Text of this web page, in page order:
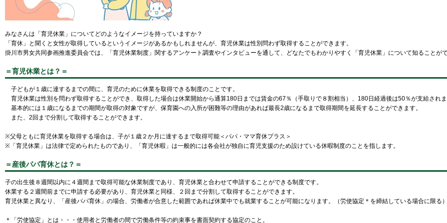
みなさんは「育児休業」についてどのようなイメージを持っていますか？
「育休」と聞くと女性が取得しているというイメージがあるかもしれませんが、育児休業は性別問わず取得することができます。
掛川市男女共同参画推進委員会では、「育児休業制度」関するアンケート調査やインタビューを通して、どなたでもわかりやすく「育児休業」について知ることが
＝育児休業とは？＝
子どもが１歳に達するまでの間に、育児のために休業を取得できる制度のことです。
育児休業は性別を問わず取得することができ、取得した場合は休業開始から通算180日までは賃金の67％（手取りで８割相当）、180日経過後は50％が支給されま
基本的には１歳になるまでの期間が取得の対象ですが、保育園への入所が困難等の理由があれば最長2歳になるまで取得期間を延長することができます。
また、2回まで分割して取得することができます。
※父母ともに育児休業を取得する場合は、子が１歳２か月に達するまで取得可能＜パパ・ママ育休プラス＞
※「育児休業」は法律で定められたものであり、「育児休暇」は一般的には各会社が独自に育児支援のため設けている休暇制度のことを指します。
＝産後パパ育休とは？＝
子の出生後８週間以内に４週間まで取得可能な休業制度であり、育児休業と合わせて申請することができる制度です。
休業する２週間前までに申請する必要があり、育児休業と同様、２回まで分割して取得することができます。
育児休業と異なり、「産後パパ育休」の場合、労働者が合意した範囲であれば休業中でも就業することが可能になります。（労使協定＊を締結している場合に限る）
＊「労使協定」とは・・・使用者と労働者の間で労働条件等の約束事を書面契約する協定のこと。